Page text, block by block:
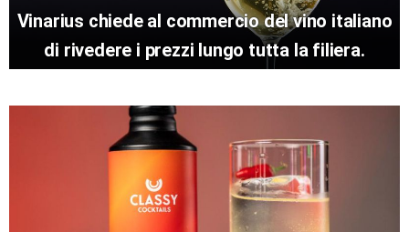
Vinarius chiede al commercio del vino italiano
di rivedere i prezzi lungo tutta la filiera.